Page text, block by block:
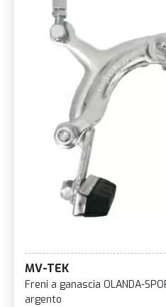
MV-TEK
Freni a ganascia OLANDA-
argento